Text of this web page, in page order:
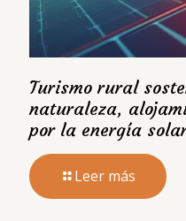
Turismo rural
naturaleza,
por la energía
Leer más